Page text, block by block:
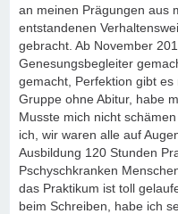
an meinen Prägungen aus
entstandenen
gebracht. Ab November
Genesungsbegleiter
gemacht, Perfektion gibt
Gruppe ohne Abitur, habe
Musste mich nicht
ich, wir waren alle auf
Ausbildung 120 Stunden
Pschyschkranken
das Praktikum ist toll
beim Schreiben, habe ich